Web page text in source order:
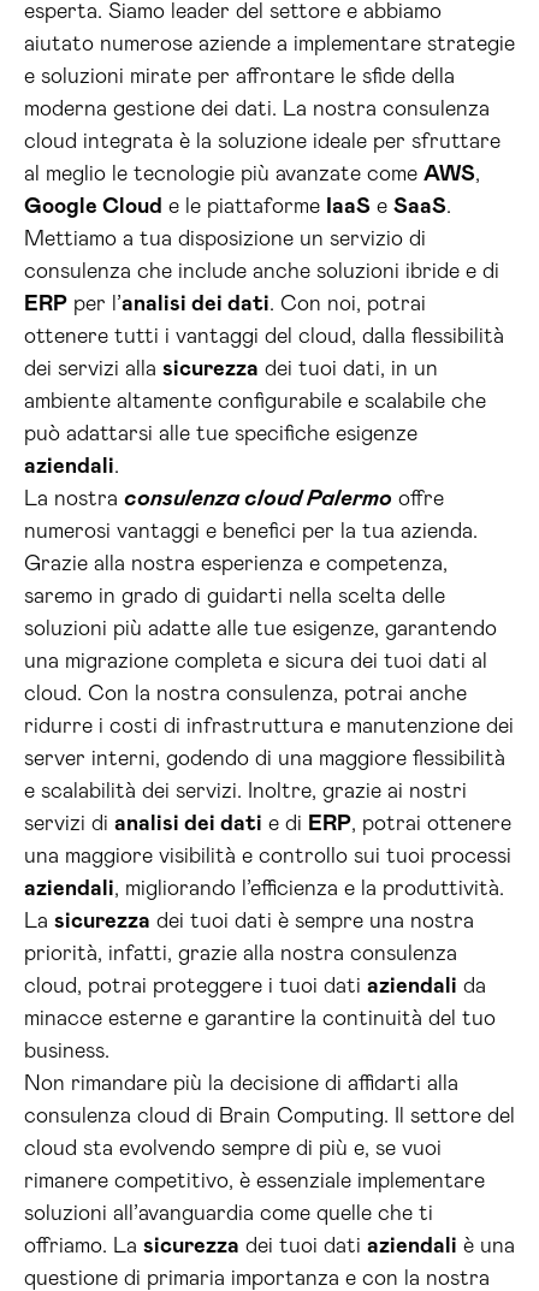
esperta. Siamo leader del settore e abbiamo
aiutato numerose aziende a implementare strategie
e soluzioni mirate per affrontare le sfide della
moderna gestione dei dati. La nostra consulenza
cloud integrata è la soluzione ideale per sfruttare
al meglio le tecnologie più avanzate come AWS,
Google Cloud e le piattaforme IaaS e SaaS.
Mettiamo a tua disposizione un servizio di
consulenza che include anche soluzioni ibride e di
ERP per l’analisi dei dati. Con noi, potrai
ottenere tutti i vantaggi del cloud, dalla flessibilità
dei servizi alla sicurezza dei tuoi dati, in un
ambiente altamente configurabile e scalabile che
può adattarsi alle tue specifiche esigenze
aziendali.
La nostra consulenza cloud Palermo offre
numerosi vantaggi e benefici per la tua azienda.
Grazie alla nostra esperienza e competenza,
saremo in grado di guidarti nella scelta delle
soluzioni più adatte alle tue esigenze, garantendo
una migrazione completa e sicura dei tuoi dati al
cloud. Con la nostra consulenza, potrai anche
ridurre i costi di infrastruttura e manutenzione dei
server interni, godendo di una maggiore flessibilità
e scalabilità dei servizi. Inoltre, grazie ai nostri
servizi di analisi dei dati e di ERP, potrai ottenere
una maggiore visibilità e controllo sui tuoi processi
aziendali, migliorando l’efficienza e la produttività.
La sicurezza dei tuoi dati è sempre una nostra
priorità, infatti, grazie alla nostra consulenza
cloud, potrai proteggere i tuoi dati aziendali da
minacce esterne e garantire la continuità del tuo
business.
Non rimandare più la decisione di affidarti alla
consulenza cloud di Brain Computing. Il settore del
cloud sta evolvendo sempre di più e, se vuoi
rimanere competitivo, è essenziale implementare
soluzioni all’avanguardia come quelle che ti
offriamo. La sicurezza dei tuoi dati aziendali è una
questione di primaria importanza e con la nostra